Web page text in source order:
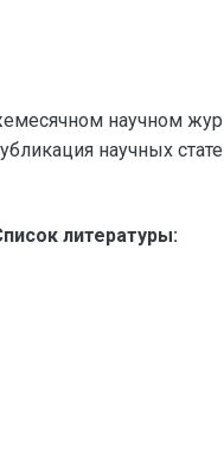
научном
научных
литературы: